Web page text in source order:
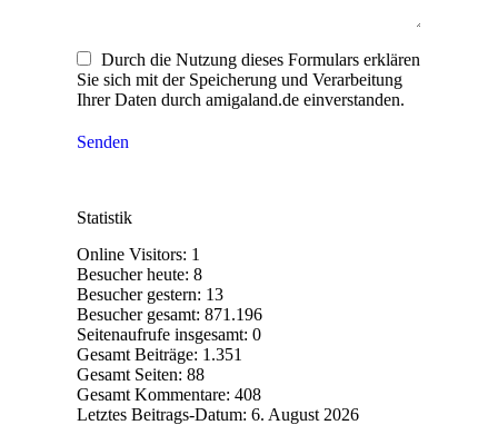
Durch die Nutzung dieses Formulars erklären
Sie sich mit der Speicherung und Verarbeitung
Ihrer Daten durch amigaland.de einverstanden.
Senden
Statistik
Online Visitors: 1
Besucher heute: 8
Besucher gestern: 13
Besucher gesamt: 871.196
Seitenaufrufe insgesamt: 0
Gesamt Beiträge: 1.351
Gesamt Seiten: 88
Gesamt Kommentare: 408
Letztes Beitrags-Datum: 6. August 2026